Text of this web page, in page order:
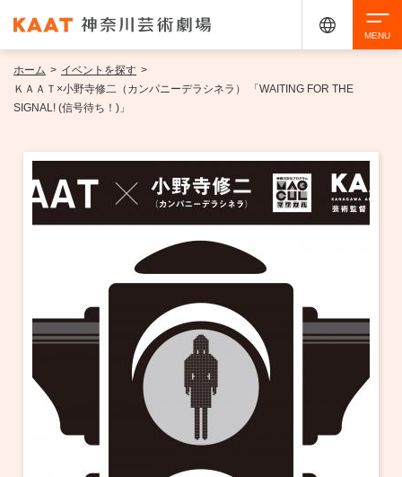
・ イベントカレンダー
・ 館内サービス・アクセシビリティ
・ フロアマップ
・ レストラン/カフェ
KAATについて
交通案内
ホーム > イベントを探す >
ＫＡＡＴ×小野寺修二（カンパニーデラシネラ） 「WAITING FOR THE
SIGNAL! (信号待ち！)」